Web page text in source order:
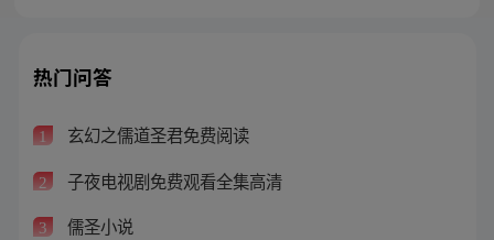
热门问答
1 玄幻之儒道圣君免费阅读
2 子夜电视剧免费观看全集高清
3 儒圣小说